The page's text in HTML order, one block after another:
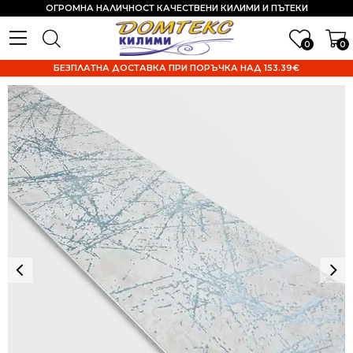
0 0
ОГРОМНА НАЛИЧНОСТ КАЧЕСТВЕНИ КИЛИМИ И ПЪТЕКИ
БЕЗПЛАТНА ДОСТАВКА ПРИ ПОРЪЧКА НАД 153.39€